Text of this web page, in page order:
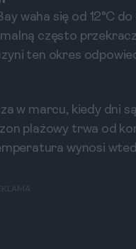
waha się od 12°C
często
ten okres
w marcu, kiedy dni są
plażowy trwa od
wynosi